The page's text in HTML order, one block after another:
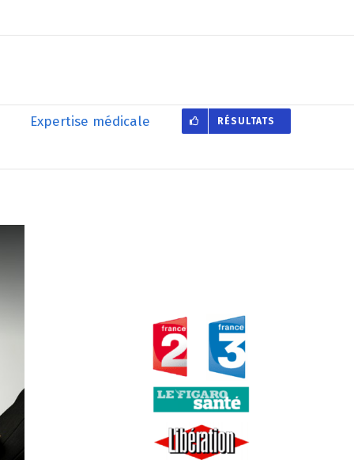
Expertise médicale RÉSULTATS